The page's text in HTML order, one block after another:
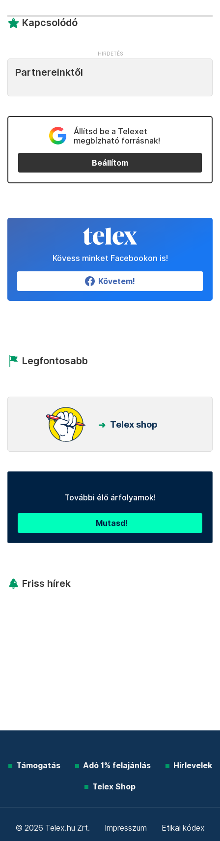
Kapcsolódó
Partnereinktől
Állítsd be a Telexet
megbízható forrásnak!
Beállítom
Kövess minket Facebookon is!
Követem!
Legfontosabb
Telex shop
További élő árfolyamok!
Mutasd!
Friss hírek
Támogatás Adó 1% felajánlás Hírlevelek
Telex Shop
© 2026 Telex.hu Zrt. Impresszum Etikai kódex